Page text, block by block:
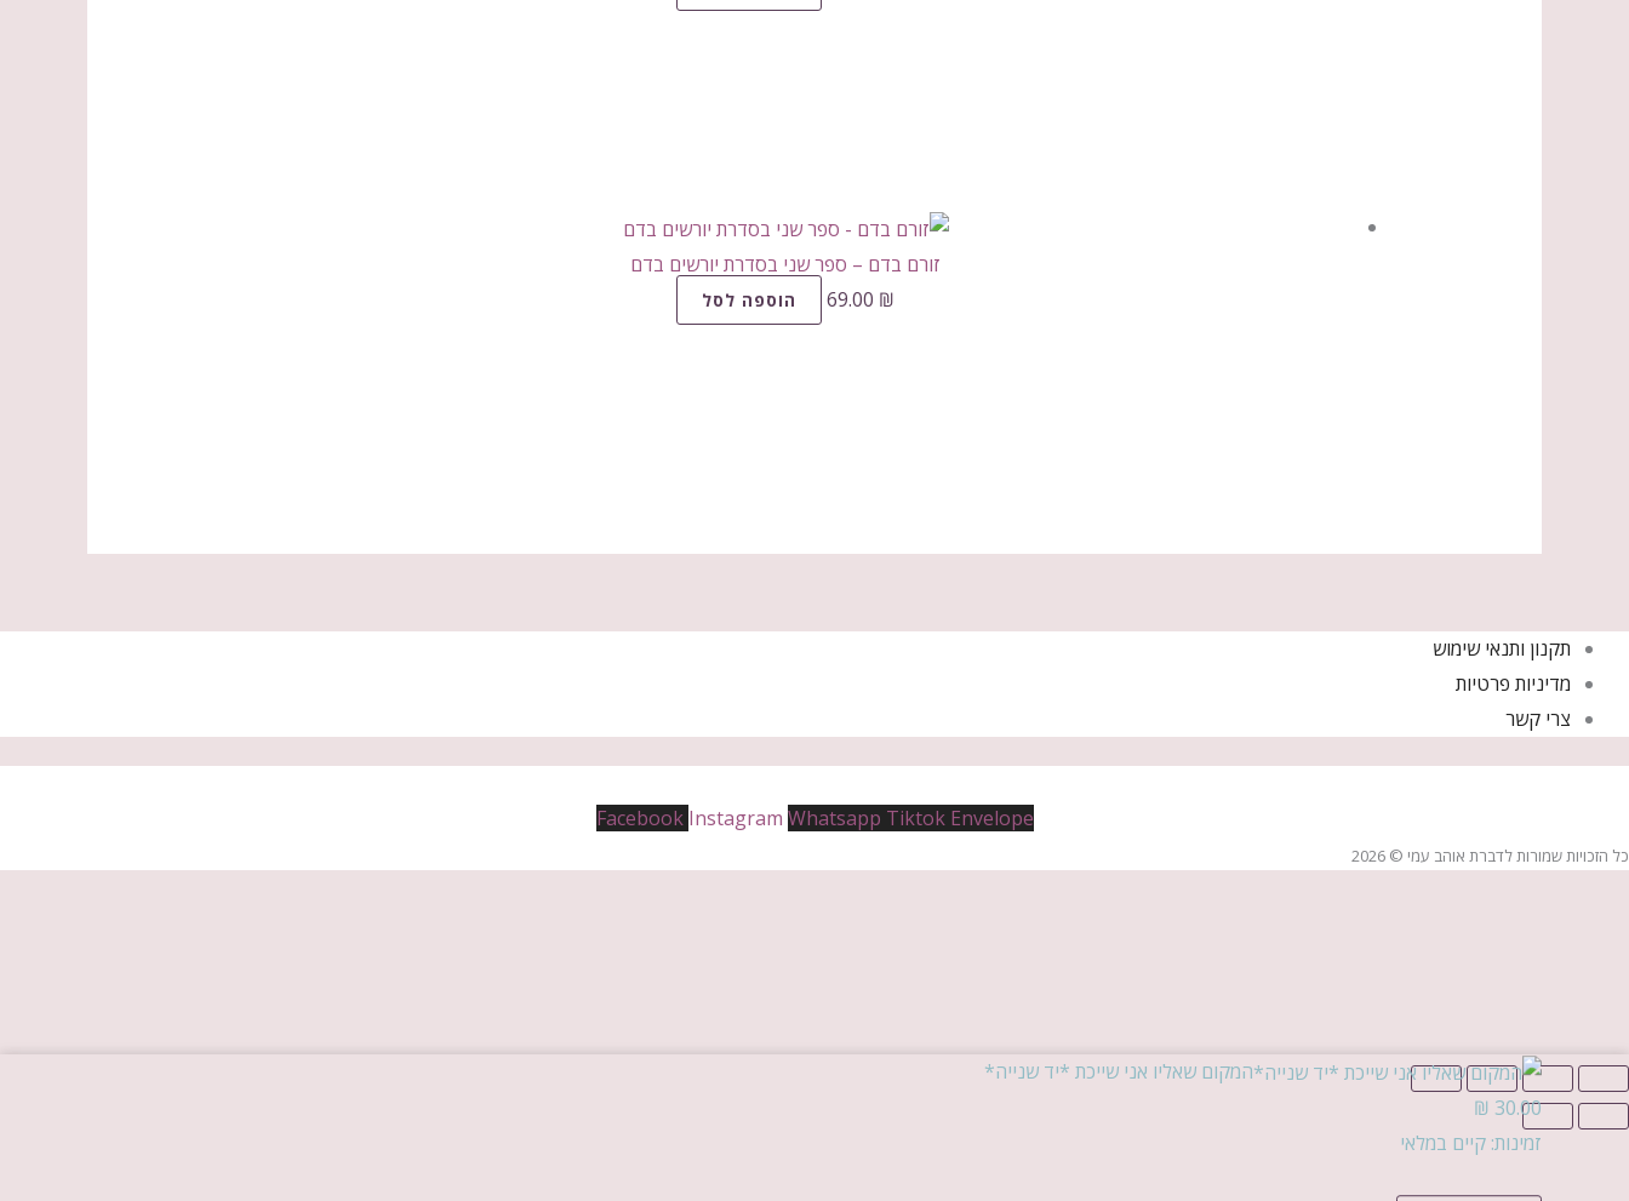
זורם בדם – ספר שני בסדרת יורשים בדם
69.00 ₪ הוספה לסל
תקנון ותנאי שימוש
מדיניות פרטיות
צרי קשר
Facebook Instagram Whatsapp Tiktok Envelope
כל הזכויות שמורות לדברת אוהב עמי © 2026
המקום שאליו אני שייכת *יד שנייה*
30.00
₪
זמינות: קיים במלאי
כמות
של
המקום